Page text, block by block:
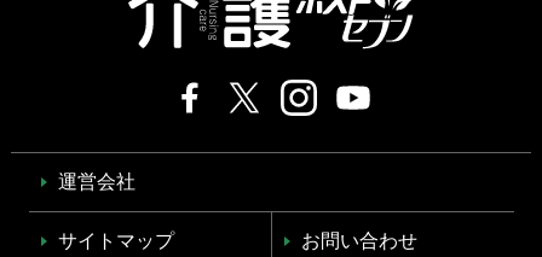
運営会社
サイトマップ お問い合わせ